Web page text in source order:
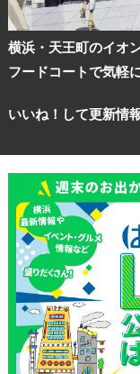
横浜・天王町のイオ
フードコートで気軽
いいね！して更新情